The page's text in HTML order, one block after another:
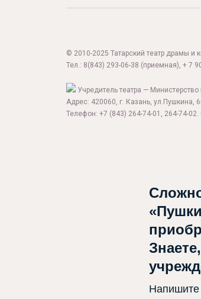
© 2010-2025 Татарский театр драмы и
Тел.: 8(843) 293-06-38 (приемная), + 7
Учредитель театра — Министерство
Адрес: 420060, г. Казань, ул.Пушкина,
Телефон: +7 (843) 264-74-01, 264-74-